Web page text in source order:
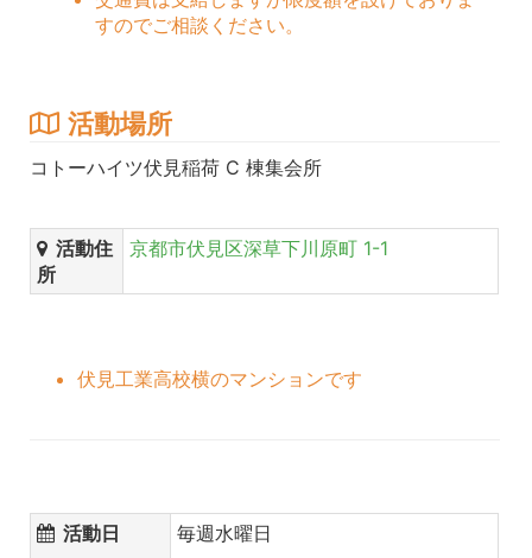
すのでご相談ください。
活動場所
コトーハイツ伏見稲荷 C 棟集会所
活動住
所
京都市伏見区深草下川原町 1-1
伏見工業高校横のマンションです
活動日
毎週水曜日